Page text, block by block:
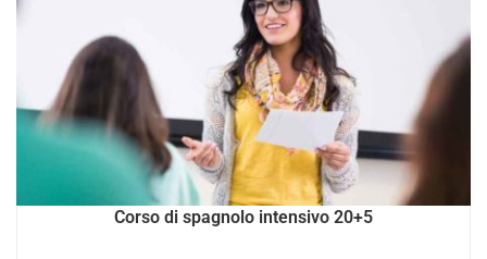
Corso di spagnolo intensivo 20+5